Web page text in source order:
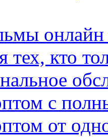
онлайн
кто
с
от